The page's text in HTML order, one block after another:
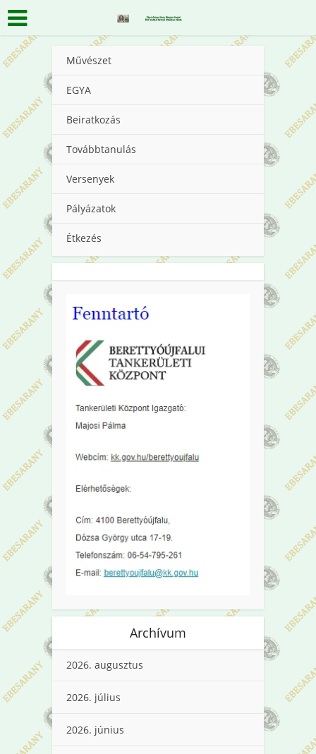
Művészet
EGYA
Beiratkozás
Továbbtanulás
Versenyek
Pályázatok
Étkezés
Archívum
2026. augusztus
2026. július
2026. június